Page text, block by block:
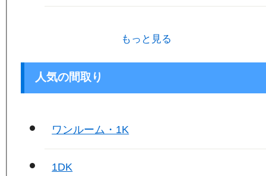
もっと見る
人気の間取り
ワンルーム・1K
1DK